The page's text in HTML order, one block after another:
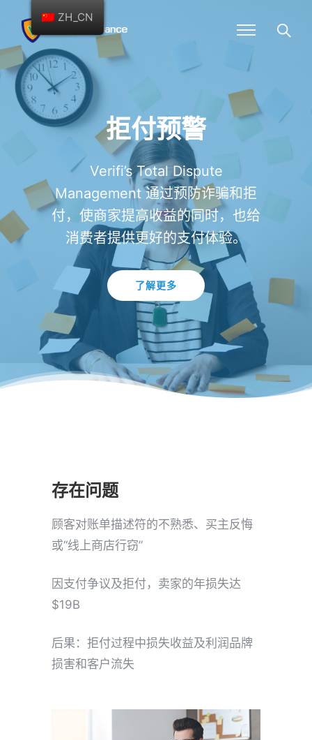
拒付预警
Verifi’s Total Dispute
Management 通过预防诈骗和拒
付，使商家提高收益的同时，也给
消费者提供更好的支付体验。
了解更多
存在问题
顾客对账单描述符的不熟悉、买主反悔
或“线上商店行窃”
因支付争议及拒付，卖家的年损失达
$19B
后果：拒付过程中损失收益及利润品牌
损害和客户流失
ZH_CN